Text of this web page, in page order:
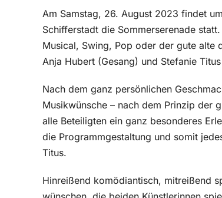
Am Samstag, 26. August 2023 findet
Schifferstadt die Sommerserenade
Musical, Swing, Pop oder der gute alte
Anja Hubert (Gesang) und Stefanie
Nach dem ganz persönlichen
Musikwünsche – nach dem Prinzip der
alle Beteiligten ein ganz besonderes
die Programmgestaltung und somit
Titus.
Hinreißend komödiantisch, mitreißend